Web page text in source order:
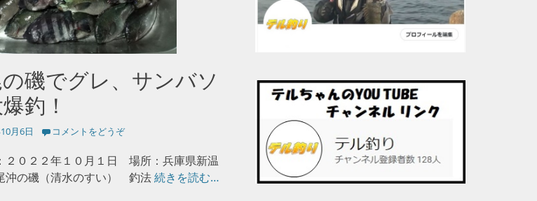
磯でグレ、サンバソ
釣！
月6日 コメントをどうぞ
２０２２年１０月１日 場所：兵庫県新温
沖の磯（清水のすい） 釣法続きを読む…